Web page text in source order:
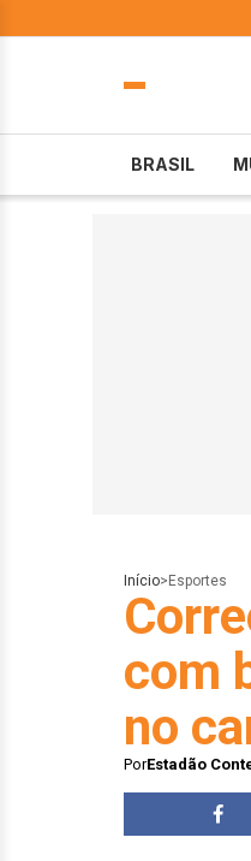
BRASIL
Início> Esportes
com
no
PorEstadão